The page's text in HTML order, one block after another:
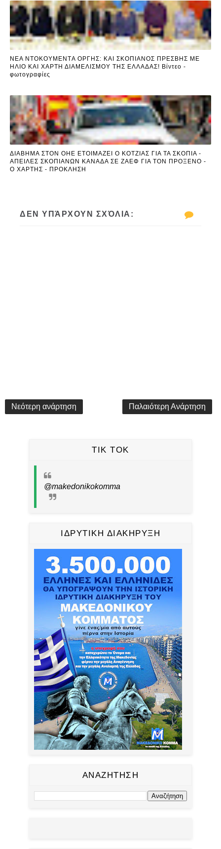
ΝΕA ΝΤΟΚΟΥΜΕΝΤA ΟΡΓΗΣ: ΚΑΙ ΣΚΟΠΙΑΝΟΣ ΠΡΕΣΒΗΣ ΜΕ
ΗΛΙΟ ΚΑΙ ΧΑΡΤΗ ΔΙΑΜΕΛΙΣΜΟΥ ΤΗΣ ΕΛΛΑΔΑΣ! Βίντεο -
φωτογραφίες
ΔΙΑΒΗΜΑ ΣΤΟΝ ΟΗΕ ΕΤΟΙΜΑΖΕΙ Ο ΚΟΤΖΙΑΣ ΓΙΑ ΤΑ ΣΚΟΠΙΑ -
ΑΠΕΙΛΕΣ ΣΚΟΠΙΑΝΩΝ ΚΑΝΑΔΑ ΣΕ ΖΑΕΦ ΓΙΑ ΤΟΝ ΠΡΟΞΕΝΟ -
Ο ΧΑΡΤΗΣ - ΠΡΟΚΛΗΣΗ
ΔΕΝ ΥΠΆΡΧΟΥΝ ΣΧΌΛΙΑ:
Νεότερη ανάρτηση Παλαιότερη Ανάρτηση
TIK TOK
@makedonikokomma
ΙΔΡΥΤΙΚΗ ΔΙΑΚΗΡΥΞΗ
ΑΝΑΖΗΤΗΣΗ